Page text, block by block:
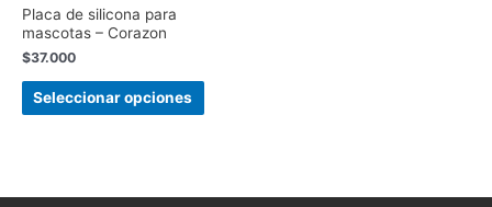
Placa de silicona para
mascotas – Corazon
$37.000
Seleccionar opciones